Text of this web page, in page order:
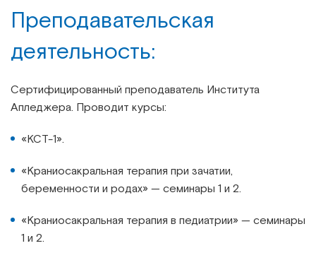
Преподавательская
деятельность:
Сертифицированный преподаватель Института
Апледжера. Проводит курсы:
«КСТ-1».
«Краниосакральная терапия при зачатии,
беременности и родах» — семинары 1 и 2.
«Краниосакральная терапия в педиатрии» — семинары
1 и 2.